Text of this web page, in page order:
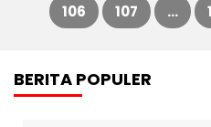
106 107 …
BERITA POPULER